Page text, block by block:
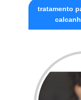
tratamento